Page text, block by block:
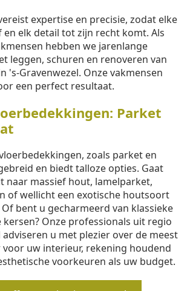
expertise en precisie, zodat elke
en elk detail tot zijn recht komt. Als
hebben we jarenlange
leggen, schuren en renoveren van
's-Gravenwezel. Onze vakmensen
een perfect resultaat.
Parket
zoals parket en
en biedt talloze opties. Gaat
naar massief hout, lamelparket,
of wellicht een exotische houtsoort
bent u gecharmeerd van klassieke
Onze professionals uit regio
adviseren u met plezier over de meest
voor uw interieur, rekening houdend
voorkeuren als uw budget.